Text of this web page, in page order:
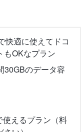
快適に使えてドコ
もOKなプラン
30GBのデータ容
使えるプラン（料